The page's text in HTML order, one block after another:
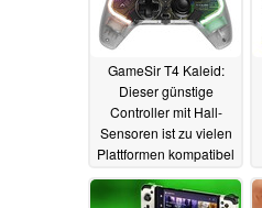
GameSir T4 Kaleid:
Dieser günstige
Controller mit Hall-
Sensoren ist zu vielen
Plattformen kompatibel
18.04.2023